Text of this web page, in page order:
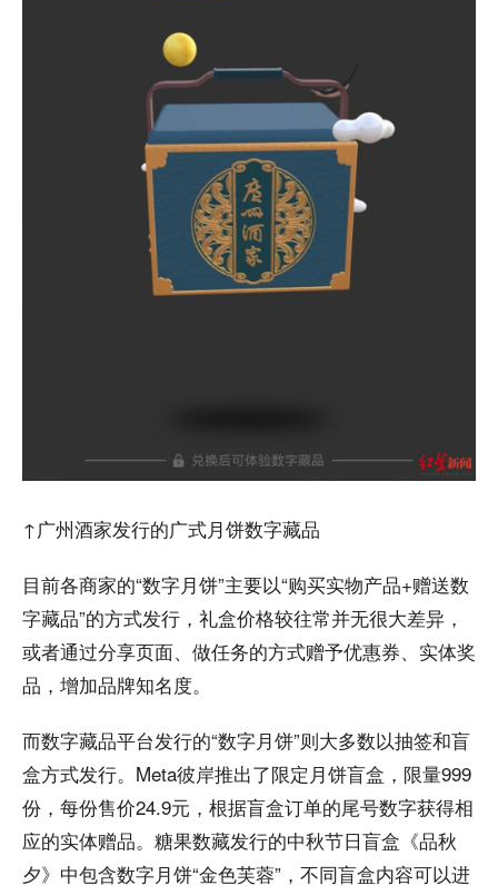
↑广州酒家发行的广式月饼数字藏品
目前各商家的“数字月饼”主要以“购买实物产品+赠送数
字藏品”的方式发行，礼盒价格较往常并无很大差异，
或者通过分享页面、做任务的方式赠予优惠券、实体奖
品，增加品牌知名度。
而数字藏品平台发行的“数字月饼”则大多数以抽签和盲
盒方式发行。Meta彼岸推出了限定月饼盲盒，限量999
份，每份售价24.9元，根据盲盒订单的尾号数字获得相
应的实体赠品。糖果数藏发行的中秋节日盲盒《品秋
夕》中包含数字月饼“金色芙蓉”，不同盲盒内容可以进